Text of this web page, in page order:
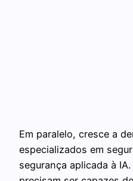
Em paralelo, cresce a
especializados em
segurança aplicada à